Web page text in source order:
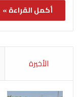
أكمل القراءة »
الأخيرة